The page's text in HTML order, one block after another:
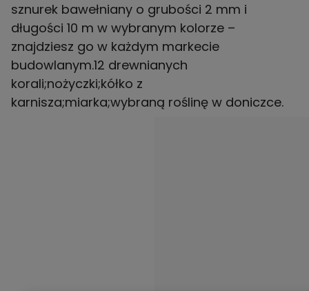
sznurek bawełniany o grubości 2 mm i
długości 10 m w wybranym kolorze –
znajdziesz go w każdym markecie
budowlanym.12 drewnianych
korali;nożyczki;kółko z
karnisza;miarka;wybraną roślinę w doniczce.